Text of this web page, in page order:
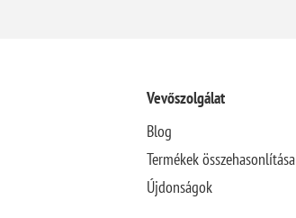
Vevőszolgálat
Blog
Termékek összehasonlítása
Újdonságok